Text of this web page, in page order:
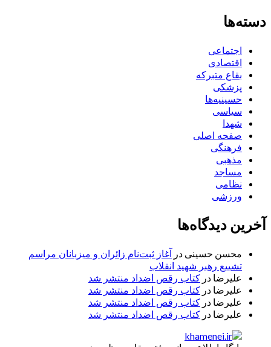
دسته‌ها
اجتماعی
اقتصادی
بقاع متبرکه
پزشکی
حسینیه‌ها
سیاسی
شهدا
صفحه اصلی
فرهنگی
مذهبی
مساجد
نظامی
ورزشی
آخرین دیدگاه‌ها
محسن حسینی در آغاز ثبت‌نام زائران و میزبانان مراسم
تشییع رهبر شهید انقلاب
علیرضا در کتاب رقص اضداد منتشر شد
علیرضا در کتاب رقص اضداد منتشر شد
علیرضا در کتاب رقص اضداد منتشر شد
علیرضا در کتاب رقص اضداد منتشر شد